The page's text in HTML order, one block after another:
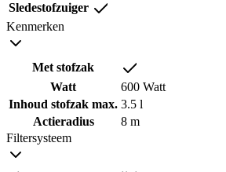
Sledestofzuiger
Kenmerken
Met stofzak
Watt
600 Watt
Inhoud stofzak max. 3.5 l
Actieradius
8 m
Filtersysteem